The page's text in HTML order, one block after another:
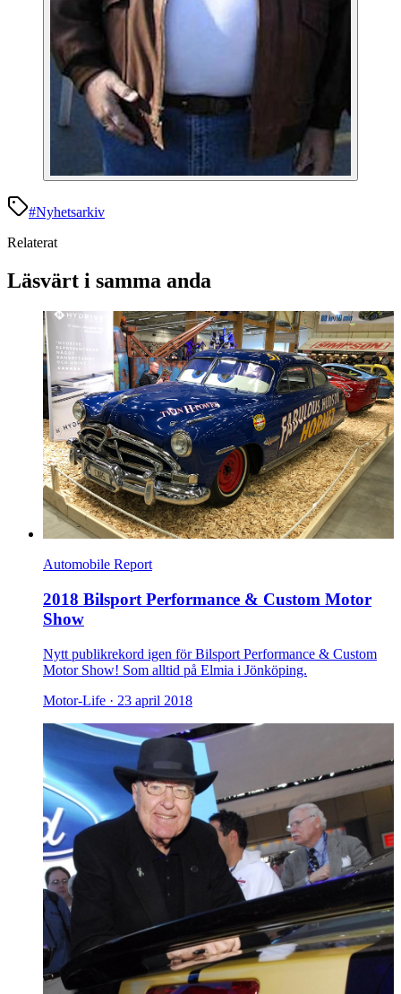
#Nyhetsarkiv
Relaterat
Läsvärt i samma anda
Automobile Report
2018 Bilsport Performance & Custom Motor
Show
Nytt publikrekord igen för Bilsport Performance & Custom
Motor Show! Som alltid på Elmia i Jönköping.
Motor-Life · 23 april 2018